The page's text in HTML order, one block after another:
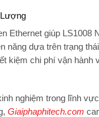
Ethernet giúp LS1008
năng dựa trên trạng
kiệm chi phí vận hành
nghiệm trong lĩnh
Giaiphaphitech.com